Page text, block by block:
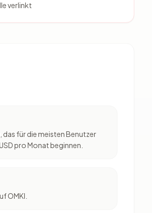
verlinkt
für die meisten Benutzer
pro Monat beginnen.
OMKI.